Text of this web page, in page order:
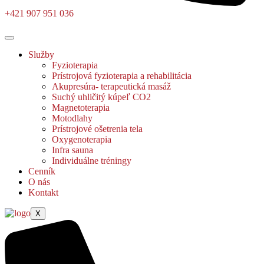
+421 907 951 036
Služby
Fyzioterapia
Prístrojová fyzioterapia a rehabilitácia
Akupresúra- terapeutická masáž
Suchý uhličitý kúpeľ CO2
Magnetoterapia
Motodlahy
Prístrojové ošetrenia tela
Oxygenoterapia
Infra sauna
Individuálne tréningy
Cenník
O nás
Kontakt
X